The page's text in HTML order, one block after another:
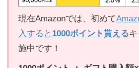
現在Amazonでは、初めて
入すると 1000ポイント貰える
施中です！